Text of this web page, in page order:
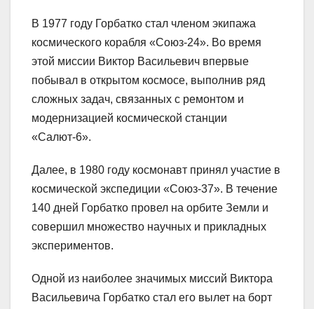
В 1977 году Горбатко стал членом экипажа
космического корабля «Союз-24». Во время
этой миссии Виктор Васильевич впервые
побывал в открытом космосе, выполнив ряд
сложных задач, связанных с ремонтом и
модернизацией космической станции
«Салют-6».
Далее, в 1980 году космонавт принял участие в
космической экспедиции «Союз-37». В течение
140 дней Горбатко провел на орбите Земли и
совершил множество научных и прикладных
экспериментов.
Одной из наиболее значимых миссий Виктора
Васильевича Горбатко стал его вылет на борт